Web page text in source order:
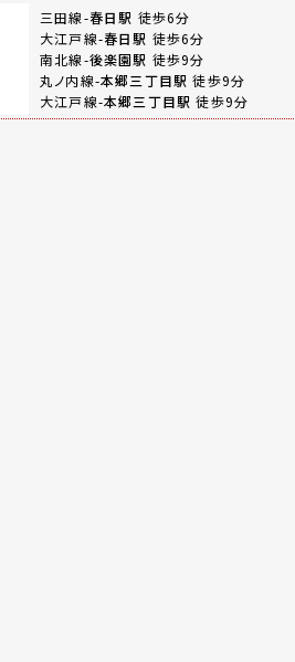
三田線-春日駅 徒歩6分
大江戸線-春日駅 徒歩6分
南北線-後楽園駅 徒歩9分
丸ノ内線-本郷三丁目駅 徒歩9分
大江戸線-本郷三丁目駅 徒歩9分